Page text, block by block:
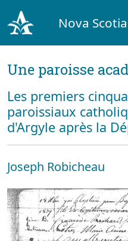
Nova
Une paroisse
Les premiers
paroissiaux
d'Argyle après la
Joseph Robicheau